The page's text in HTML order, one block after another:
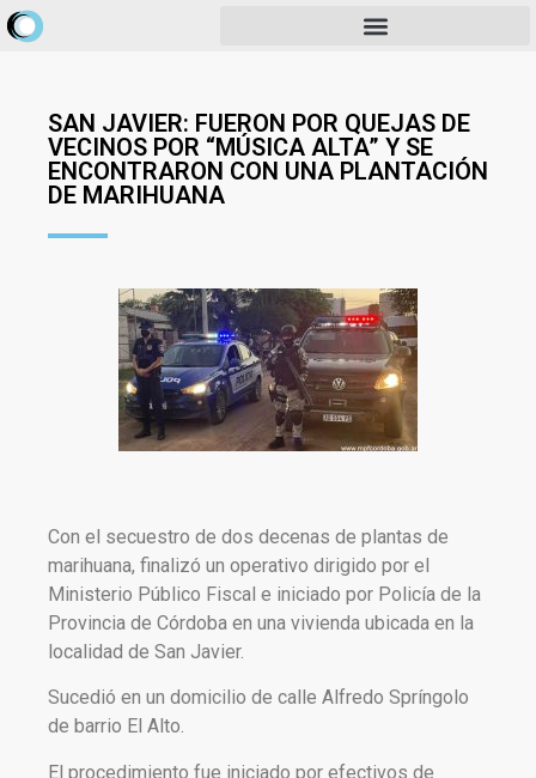
SAN JAVIER: FUERON POR QUEJAS DE
VECINOS POR “MÚSICA ALTA” Y SE
ENCONTRARON CON UNA PLANTACIÓN
DE MARIHUANA
Con el secuestro de dos decenas de plantas de
marihuana, finalizó un operativo dirigido por el
Ministerio Público Fiscal e iniciado por Policía de la
Provincia de Córdoba en una vivienda ubicada en la
localidad de San Javier.
Sucedió en un domicilio de calle Alfredo Spríngolo
de barrio El Alto.
El procedimiento fue iniciado por efectivos de